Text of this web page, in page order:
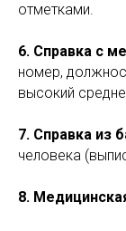
отметками.
6. Справка с
номер,
высокий
7. Справка из
человека
8.